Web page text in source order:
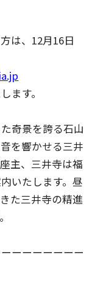
は、12月16日
す。
奇景を誇る石山
を響かせる三井
主、三井寺は福
いたします。昼
た三井寺の精進
ーーーーーーー